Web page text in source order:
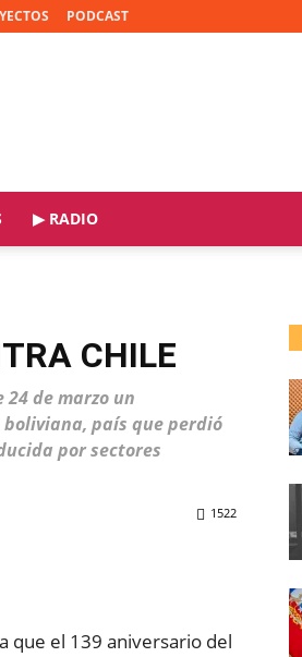
PODCAST
▶ RADIO
CHILE
de marzo un
país que perdió
por sectores
1522
que el 139 aniversario del